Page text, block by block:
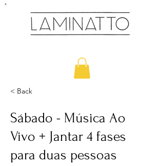
< Back
Sábado - Música Ao
Vivo + Jantar 4 fases
para duas pessoas